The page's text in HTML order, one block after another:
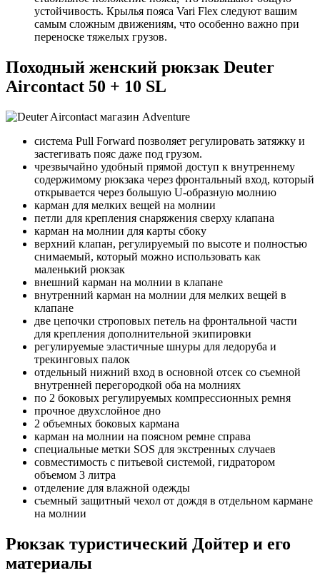
устойчивость. Крылья пояса Vari Flex следуют вашим
самым сложным движениям, что особенно важно при
переноске тяжелых грузов.
Походный женский рюкзак Deuter
Aircontact 50 + 10 SL
система Pull Forward позволяет регулировать затяжку и
застегивать пояс даже под грузом.
чрезвычайно удобный прямой доступ к внутреннему
содержимому рюкзака через фронтальный вход, который
открывается через большую U-образную молнию
карман для мелких вещей на молнии
петли для крепления снаряжения сверху клапана
карман на молнии для карты сбоку
верхний клапан, регулируемый по высоте и полностью
снимаемый, который можно использовать как
маленький рюкзак
внешний карман на молнии в клапане
внутренний карман на молнии для мелких вещей в
клапане
две цепочки строповых петель на фронтальной части
для крепления дополнительной экипировки
регулируемые эластичные шнуры для ледоруба и
трекинговых палок
отдельный нижний вход в основной отсек со съемной
внутренней перегородкой оба на молниях
по 2 боковых регулируемых компрессионных ремня
прочное двухслойное дно
2 объемных боковых кармана
карман на молнии на поясном ремне справа
специальные метки SOS для экстренных случаев
совместимость с питьевой системой, гидратором
объемом 3 литра
отделение для влажной одежды
съемный защитный чехол от дождя в отдельном кармане
на молнии
Рюкзак туристический Дойтер и его
материалы